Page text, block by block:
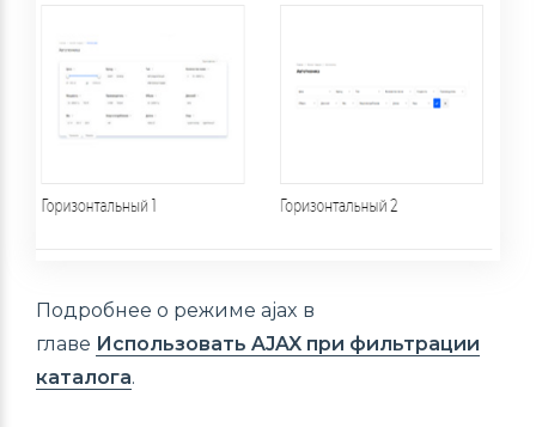
Подробнее о режиме ajax в
главе Использовать AJAX при фильтрации
каталога.